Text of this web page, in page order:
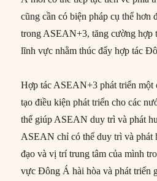
cũng cần có biện pháp cụ thể hơn
trong ASEAN+3, tăng cường hợp
lĩnh vực nhằm thúc đẩy hợp tác
Hợp tác ASEAN+3 phát triển một
tạo điều kiện phát triển cho các
thể giúp ASEAN duy trì và phát
ASEAN chỉ có thể duy trì và phát
đạo và vị trí trung tâm của mình
vực Đông Á hài hòa và phát triển